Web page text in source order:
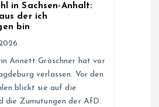
in Sachsen-Anhalt:
der ich
bin
Annett Gröschner hat vor
verlassen. Vor den
blickt sie auf die
die Zumutungen der AfD.